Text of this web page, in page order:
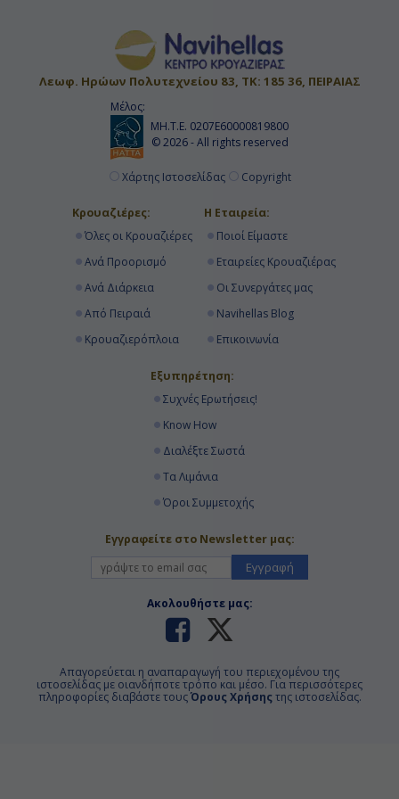
Κρουαζιερα Δεκεμβριος
Κρουαζιερες Οκτωβριος
Κρουαζιερα Μασσαλια
Επταημερη Κρουαζιερα
Λεωφ. Ηρώων Πολυτεχνείου 83, ΤΚ: 185 36, ΠΕΙΡΑΙΑΣ
Μέλος:
ΜΗ.Τ.Ε. 0207Ε60000819800
© 2026 - All rights reserved
Χάρτης Ιστοσελίδας Copyright
Κρουαζιέρες:
Όλες οι Κρουαζιέρες
Ανά Προορισμό
Ανά Διάρκεια
Από Πειραιά
Κρουαζιερόπλοια
Η Εταιρεία:
Ποιοί Είμαστε
Εταιρείες Κρουαζιέρας
Οι Συνεργάτες μας
Navihellas Blog
Επικοινωνία
Εξυπηρέτηση:
Συχνές Ερωτήσεις!
Know How
Διαλέξτε Σωστά
Τα Λιμάνια
Όροι Συμμετοχής
Εγγραφείτε στο Newsletter μας:
Εγγραφή
Ακολουθήστε μας:
Απαγορεύεται η αναπαραγωγή του περιεχομένου της
ιστοσελίδας με οιανδήποτε τρόπο και μέσο. Για περισσότερες
πληροφορίες διαβάστε τουςΌρους Χρήσης της ιστοσελίδας.